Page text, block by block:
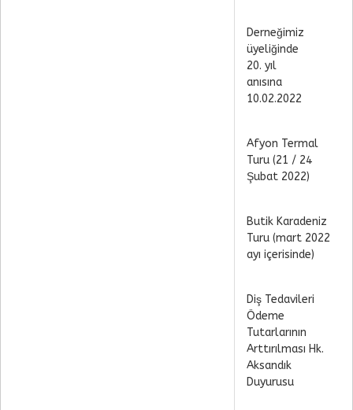
Derneğimiz
üyeliğinde
20. yıl
anısına
10.02.2022
Afyon Termal
Turu (21 / 24
Şubat 2022)
Butik Karadeniz
Turu (mart 2022
ayı içerisinde)
Diş Tedavileri
Ödeme
Tutarlarının
Arttırılması Hk.
Aksandık
Duyurusu